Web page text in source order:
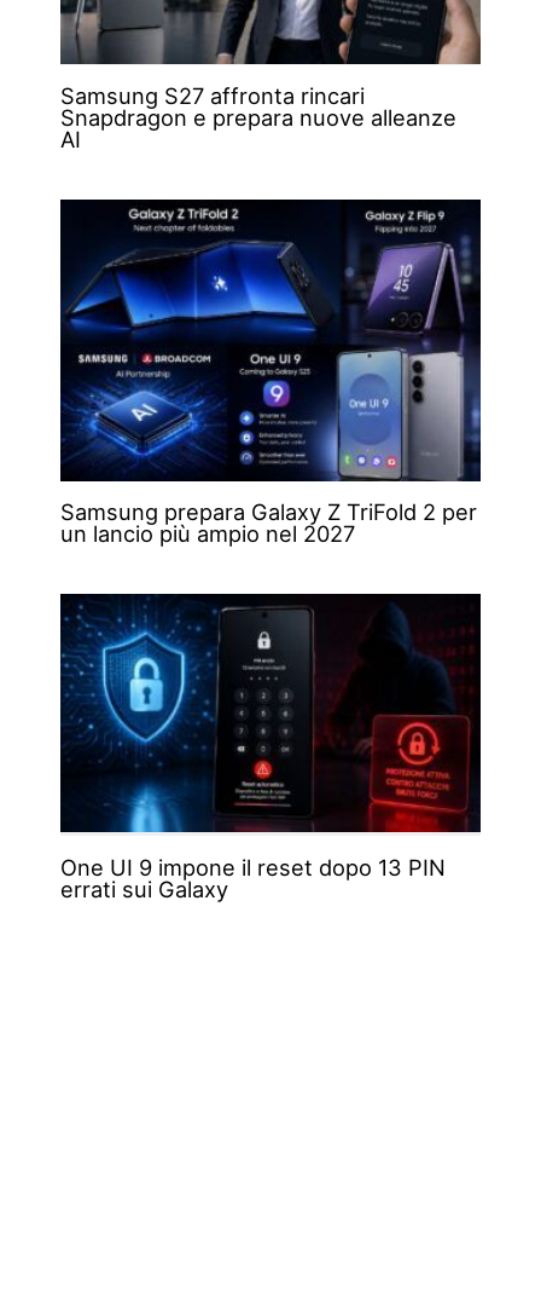
Samsung S27 affronta rincari
Snapdragon e prepara nuove alleanze
AI
Samsung prepara Galaxy Z TriFold 2 per
un lancio più ampio nel 2027
One UI 9 impone il reset dopo 13 PIN
errati sui Galaxy